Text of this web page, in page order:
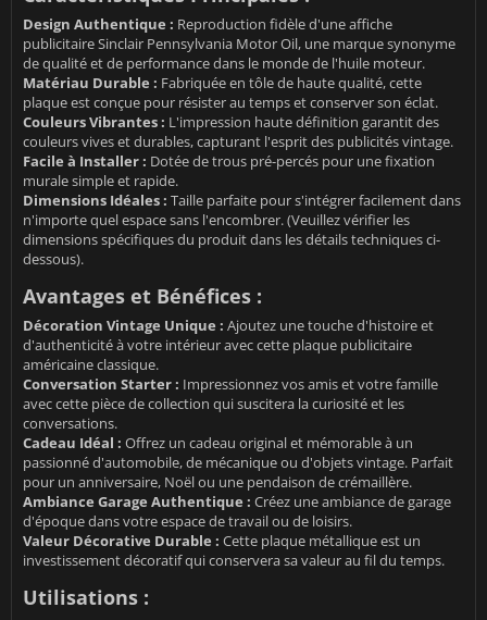
Design Authentique : Reproduction fidèle d'une affiche
publicitaire Sinclair Pennsylvania Motor Oil, une marque synonyme
de qualité et de performance dans le monde de l'huile moteur.
Matériau Durable : Fabriquée en tôle de haute qualité, cette
plaque est conçue pour résister au temps et conserver son éclat.
Couleurs Vibrantes : L'impression haute définition garantit des
couleurs vives et durables, capturant l'esprit des publicités vintage.
Facile à Installer : Dotée de trous pré-percés pour une fixation
murale simple et rapide.
Dimensions Idéales : Taille parfaite pour s'intégrer facilement dans
n'importe quel espace sans l'encombrer. (Veuillez vérifier les
dimensions spécifiques du produit dans les détails techniques ci-
dessous).
Avantages et Bénéfices :
Décoration Vintage Unique : Ajoutez une touche d'histoire et
d'authenticité à votre intérieur avec cette plaque publicitaire
américaine classique.
Conversation Starter : Impressionnez vos amis et votre famille
avec cette pièce de collection qui suscitera la curiosité et les
conversations.
Cadeau Idéal : Offrez un cadeau original et mémorable à un
passionné d'automobile, de mécanique ou d'objets vintage. Parfait
pour un anniversaire, Noël ou une pendaison de crémaillère.
Ambiance Garage Authentique : Créez une ambiance de garage
d'époque dans votre espace de travail ou de loisirs.
Valeur Décorative Durable : Cette plaque métallique est un
investissement décoratif qui conservera sa valeur au fil du temps.
Utilisations :